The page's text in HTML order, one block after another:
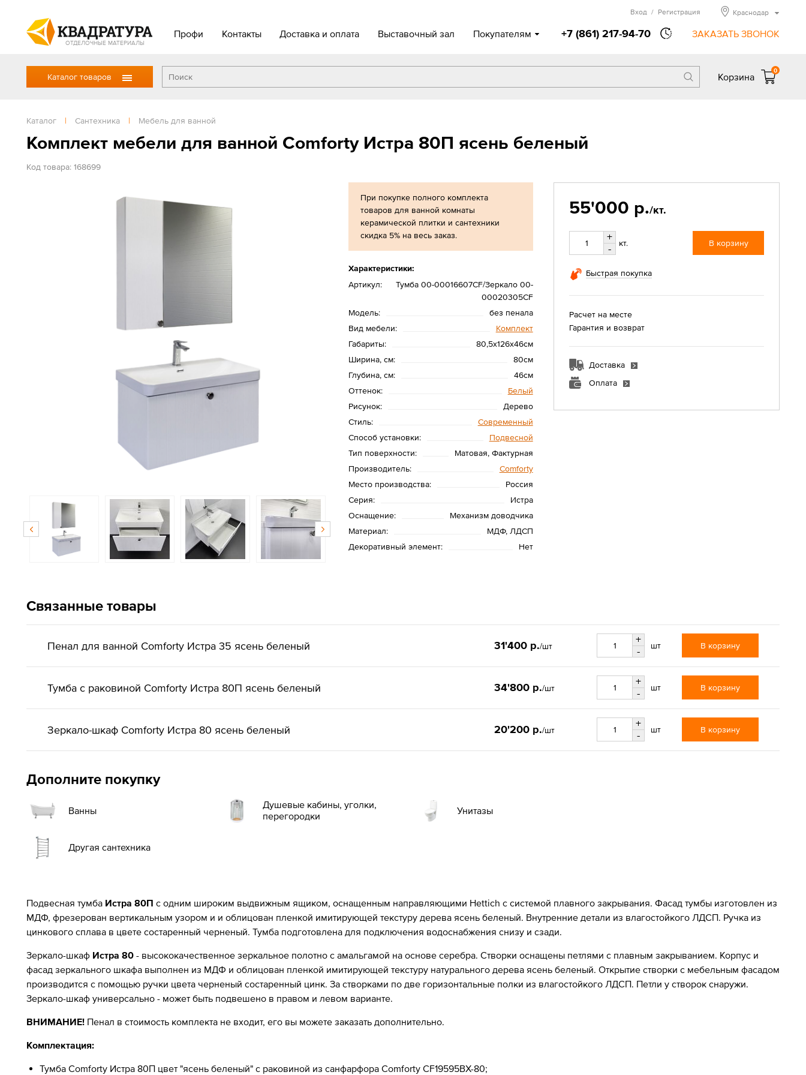
ОТДЕЛОЧНЫЕ МАТЕРИАЛЫ
Профи Контакты Доставка и оплата Выставочный зал Покупателям +7 (861) 217-94-70 ЗАКАЗАТЬ ЗВОНОК
Вход / Регистрация Краснодар
Каталог товаров Корзина
0
Каталог | Сантехника | Мебель для ванной
Комплект мебели для ванной Comforty Истра 80П ясень беленый
Код товара: 168699
При покупке полного комплекта
товаров для ванной комнаты
керамической плитки и сантехники
скидка 5% на весь заказ.
Характеристики:
Артикул:
Тумба 00-00016607CF/Зеркало 00-
00020305CF
Модель:
без пенала
Вид мебели:
Комплект
Габариты:
80,5х126х46см
Ширина, см:
80см
Глубина, см:
46см
Оттенок:
Белый
Рисунок:
Дерево
Стиль:
Современный
Способ установки:
Подвесной
Тип поверхности:
Матовая, Фактурная
Производитель:
Сomforty
Место производства:
Россия
Серия:
Истра
Оснащение:
Механизм доводчика
Материал:
МДФ, ЛДСП
Декоративный элемент:
Нет
55'000 р./кт.
+
-
кт. В корзину
Быстрая покупка
Расчет на месте
Гарантия и возврат
Доставка
Оплата
Связанные товары
Пенал для ванной Comforty Истра 35 ясень беленый 31'400 р./шт
+
-
шт В корзину
Тумба с раковиной Comforty Истра 80П ясень беленый 34'800 р./шт
+
-
шт В корзину
Зеркало-шкаф Comforty Истра 80 ясень беленый 20'200 р./шт
+
-
шт В корзину
Дополните покупку
Ванны
Душевые кабины, уголки,
перегородки
Унитазы
Другая сантехника
Подвесная тумба Истра 80П с одним широким выдвижным ящиком, оснащенным направляющими Hettich с системой плавного закрывания. Фасад тумбы изготовлен из
МДФ, фрезерован вертикальным узором и и облицован пленкой имитирующей текстуру дерева ясень беленый. Внутренние детали из влагостойкого ЛДСП. Ручка из
цинкового сплава в цвете состаренный черненый. Тумба подготовлена для подключения водоснабжения снизу и сзади.
Зеркало-шкаф Истра 80 - высококачественное зеркальное полотно с амальгамой на основе серебра. Створки оснащены петлями с плавным закрыванием. Корпус и
фасад зеркального шкафа выполнен из МДФ и облицован пленкой имитирующей текстуру натурального дерева ясень беленый. Открытие створки с мебельным фасадом
производится с помощью ручки цвета черненый состаренный цинк. За створками по две горизонтальные полки из влагостойкого ЛДСП. Петли у створок снаружи.
Зеркало-шкаф универсально - может быть подвешено в правом и левом варианте.
ВНИМАНИЕ! Пенал в стоимость комплекта не входит, его вы можете заказать дополнительно.
Комплектация:
Тумба Comforty Истра 80П цвет "ясень беленый" с раковиной из санфарфора Comforty CF19595BX-80;